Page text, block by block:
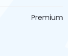
Premium